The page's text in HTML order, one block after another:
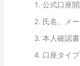
公式口座
氏名、メ
本人確認
口座タイ